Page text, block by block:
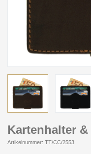
Kartenhalter
Artikelnummer: TT/CC/2553